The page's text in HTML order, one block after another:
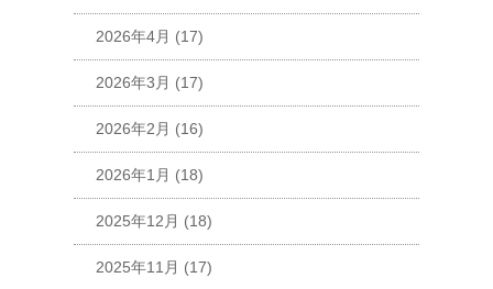
2026年4月 (17)
2026年3月 (17)
2026年2月 (16)
2026年1月 (18)
2025年12月 (18)
2025年11月 (17)